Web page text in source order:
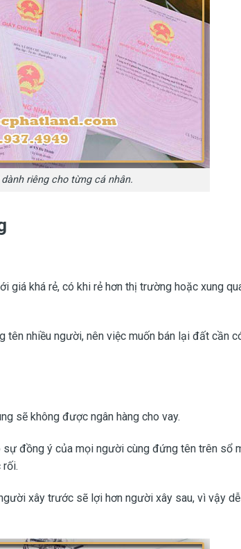
riêng cho từng cá nhân.
giá khá rẻ, có khi rẻ hơn thị trường hoặc xung
nhiều người, nên việc muốn bán lại đất cần
sẽ không được ngân hàng cho vay.
sự đồng ý của mọi người cùng đứng tên trên sổ
rối.
xây trước sẽ lợi hơn người xây sau, vì vậy